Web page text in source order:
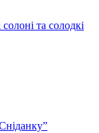
та солодкі